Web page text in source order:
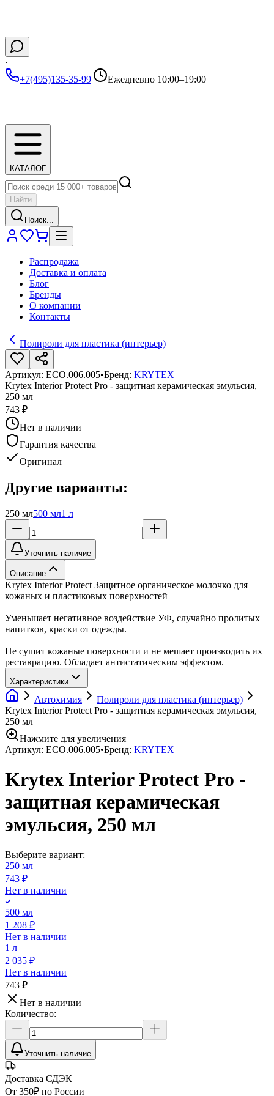
·
+7(495)135-35-99| Ежедневно 10:00–19:00
КАТАЛОГ
Найти
Поиск...
Распродажа
Доставка и оплата
Блог
Бренды
О компании
Контакты
Полироли для пластика (интерьер)
Артикул: ECO.006.005•Бренд: KRYTEX
Krytex Interior Protect Pro - защитная керамическая эмульсия,
250 мл
743 ₽
Нет в наличии
Гарантия качества
Оригинал
Другие варианты:
250 мл500 мл1 л
Уточнить наличие
Описание
Krytex Interior Protect Защитное органическое молочко для
кожаных и пластиковых поверхностей
Уменьшает негативное воздействие УФ, случайно пролитых
напитков, краски от одежды.
Не сушит кожаные поверхности и не мешает производить их
реставрацию. Обладает антистатическим эффектом.
Характеристики
Автохимия
Полироли для пластика (интерьер)
Krytex Interior Protect Pro - защитная керамическая эмульсия,
250 мл
Нажмите для увеличения
Артикул: ECO.006.005•Бренд: KRYTEX
Krytex Interior Protect Pro -
защитная керамическая
эмульсия, 250 мл
Выберите вариант:
250 мл
743 ₽
Нет в наличии
500 мл
1 208 ₽
Нет в наличии
1 л
2 035 ₽
Нет в наличии
743 ₽
Нет в наличии
Количество:
Уточнить наличие
Доставка СДЭК
От 350₽ по России